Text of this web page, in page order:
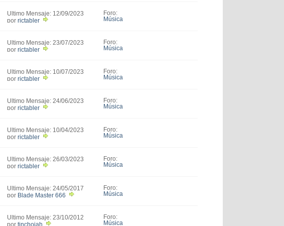
Último Mensaje: 12/09/2023
03:25
por rictabler
Foro:
Música
Último Mensaje: 23/07/2023
14:21
por rictabler
Foro:
Música
Último Mensaje: 10/07/2023
09:25
por rictabler
Foro:
Música
Último Mensaje: 24/06/2023
16:05
por rictabler
Foro:
Música
Último Mensaje: 10/04/2023
16:22
por rictabler
Foro:
Música
Último Mensaje: 26/03/2023
12:24
por rictabler
Foro:
Música
Último Mensaje: 24/05/2017
12:15
por Blade Master 666
Foro:
Música
Último Mensaje: 23/10/2012
19:49
por tinchojah
Foro:
Música